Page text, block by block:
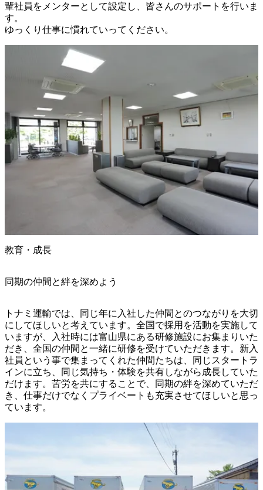
輩社員をメンターとして設定し、皆さんのサポートを行いま
す。
ゆっくり仕事に慣れていってください。
教育・成長
同期の仲間と絆を深めよう
トナミ運輸では、同じ年に入社した仲間とのつながりを大切
にしてほしいと考えています。全国で採用を活動を実施して
いますが、入社時には富山県にある研修施設にお集まりいた
だき、全国の仲間と一緒に研修を受けていただきます。新入
社員という事で集まってくれた仲間たちは、同じスタートラ
インに立ち、同じ気持ち・体験を共有しながら成長していた
だけます。苦労を共にすることで、同期の絆を深めていただ
き、仕事だけでなくプライベートも充実させてほしいと思っ
ています。